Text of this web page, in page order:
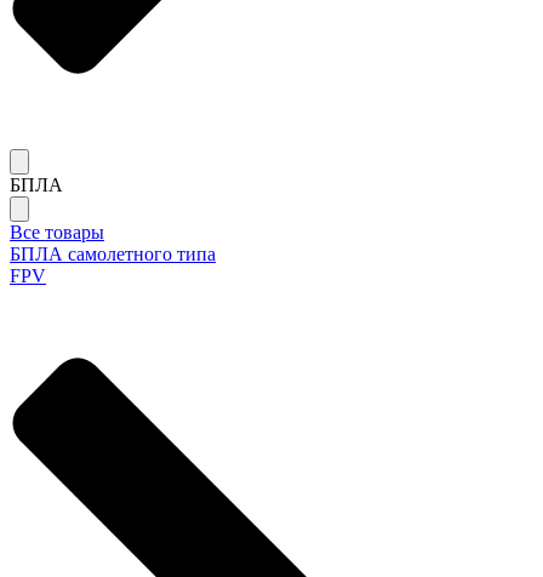
БПЛА
Все товары
БПЛА самолетного типа
FPV